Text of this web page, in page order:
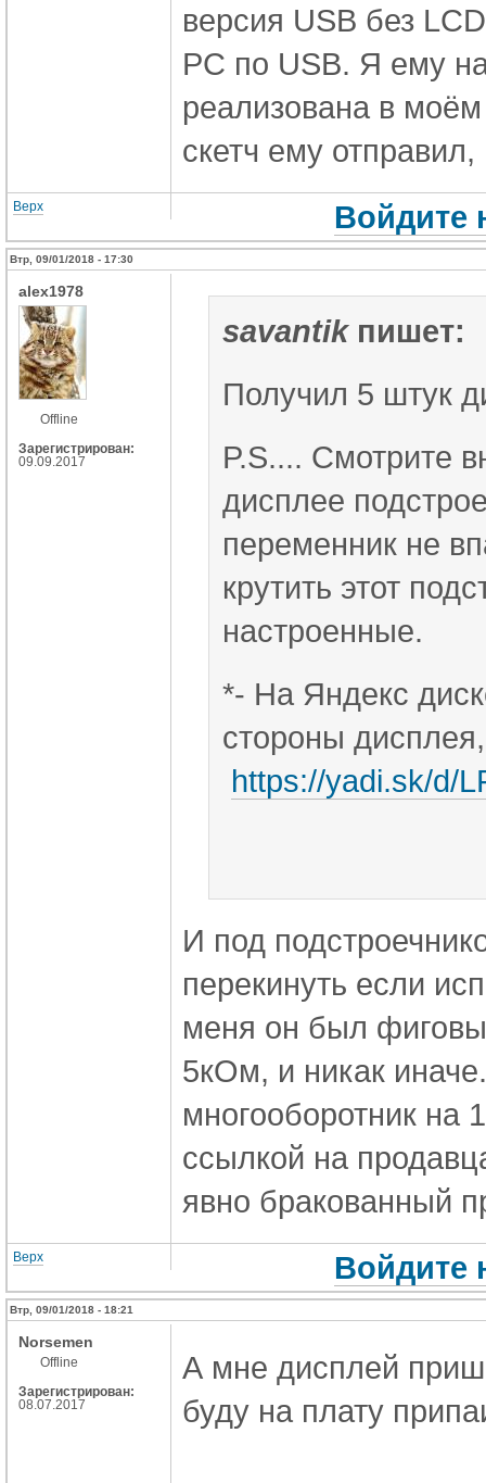
версия USB без
PC по USB. Я ему
реализована в
скетч ему
Верх Войдите
Втр, 09/01/2018 - 17:30
alex1978
Offline
Зарегистрирован:
09.09.2017
savantikпишет:
Получил 5 штук
P.S.... Смотрите
дисплее
переменник не
крутить этот
настроенные.
*- На Яндекс
стороны
https://yadi.sk/d/
И под
перекинуть если
меня он был
5кОм, и никак
многооборотник на
ссылкой на
явно бракованный
Верх Войдите
Втр, 09/01/2018 - 18:21
Norsemen
Offline
Зарегистрирован:
08.07.2017
А мне дисплей
буду на плату